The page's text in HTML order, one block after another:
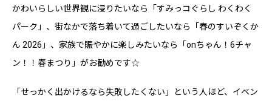
かわいらしい世界観に浸りたいなら「すみっコぐらし わくわく
パーク」、街なかで落ち着いて過ごしたいなら「春のすいぞくか
ん 2026」、家族で賑やかに楽しみたいなら「onちゃん！6チャ
ン！！春まつり」がお勧めです☆
「せっかく出かけるなら失敗したくない」という人ほど、イベン